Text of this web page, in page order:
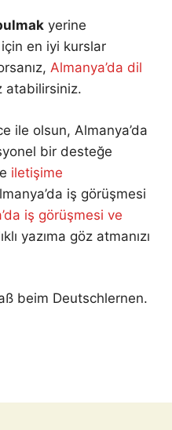
yerine
en iyi kurslar
Almanya’da dil
atabilirsiniz.
ile olsun, Almanya’da
bir desteğe
iletişime
iş görüşmesi
iş görüşmesi ve
yazıma göz atmanızı
beim Deutschlernen.